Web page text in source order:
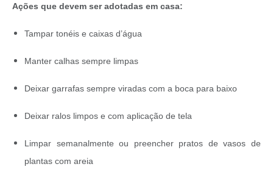
Ações que devem ser adotadas em casa:
Tampar tonéis e caixas d’água
Manter calhas sempre limpas
Deixar garrafas sempre viradas com a boca para baixo
Deixar ralos limpos e com aplicação de tela
Limpar semanalmente ou preencher pratos de vasos de
plantas com areia